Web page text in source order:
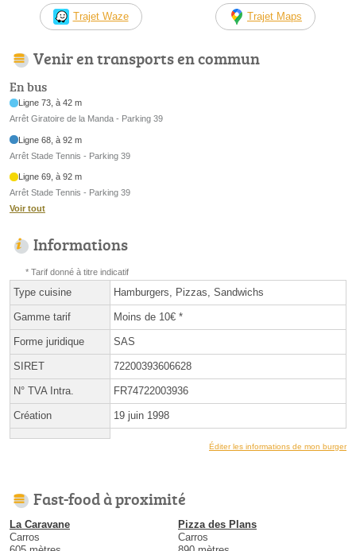
Trajet Waze Trajet Maps
Venir en transports en commun
En bus
Ligne 73, à 42 m
Arrêt Giratoire de la Manda - Parking 39
Ligne 68, à 92 m
Arrêt Stade Tennis - Parking 39
Ligne 69, à 92 m
Arrêt Stade Tennis - Parking 39
Voir tout
Informations
* Tarif donné à titre indicatif
Type cuisine Hamburgers, Pizzas, Sandwichs
Gamme tarif Moins de 10€ *
Forme juridique SAS
SIRET 72200393606628
N° TVA Intra. FR74722003936
Création 19 juin 1998
Éditer les informations de mon burger
Fast-food à proximité
La Caravane
Carros
Pizza des Plans
Carros